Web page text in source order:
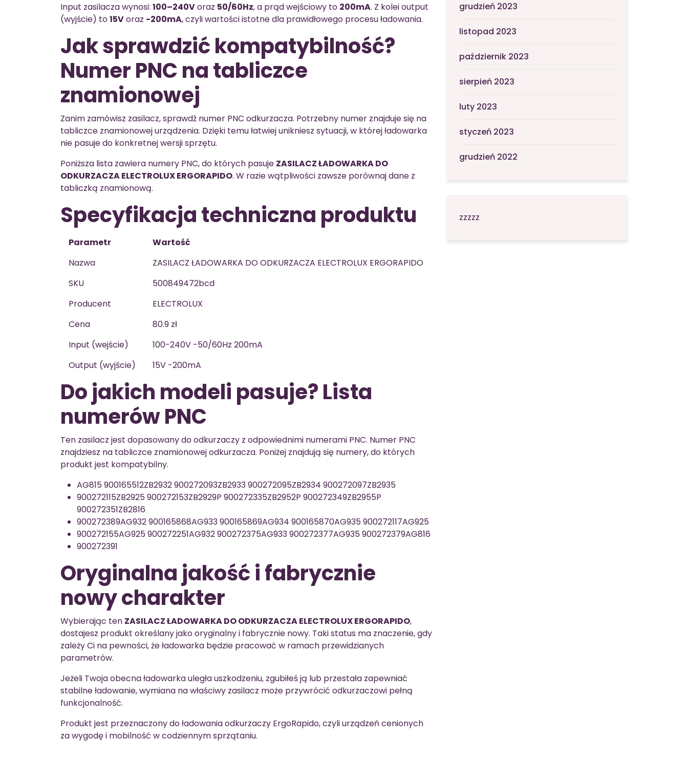
Input zasilacza wynosi: 100–240Voraz 50/60Hz, a prąd wejściowy to 200mA. Z kolei output
(wyjście) to15Voraz -200mA, czyli wartości istotne dla prawidłowego procesu ładowania.
Jak sprawdzić kompatybilność?
Numer PNC na tabliczce
znamionowej
Zanim zamówisz zasilacz, sprawdź numer PNC odkurzacza. Potrzebny numer znajduje się na
tabliczce znamionowej urządzenia. Dzięki temu łatwiej unikniesz sytuacji, w której ładowarka
nie pasuje do konkretnej wersji sprzętu.
Poniższa lista zawiera numery PNC, do których pasuje ZASILACZ ŁADOWARKA DO
ODKURZACZA ELECTROLUX ERGORAPIDO. W razie wątpliwości zawsze porównaj dane z
tabliczką znamionową.
Specyfikacja techniczna produktu
Parametr
Wartość
Nazwa
ZASILACZ ŁADOWARKA DO ODKURZACZA ELECTROLUX ERGORAPIDO
SKU
500849472bcd
Producent
ELECTROLUX
Cena
80.9 zł
Input (wejście)
100-240V -50/60Hz 200mA
Output (wyjście)
15V -200mA
Do jakich modeli pasuje? Lista
numerów PNC
Ten zasilacz jest dopasowany do odkurzaczy z odpowiednimi numerami PNC. Numer PNC
znajdziesz na tabliczce znamionowej odkurzacza. Poniżej znajdują się numery, do których
produkt jest kompatybilny.
AG815 900165512ZB2932 900272093ZB2933 900272095ZB2934 900272097ZB2935
900272115ZB2925 900272153ZB2929P 900272335ZB2952P 900272349ZB2955P
900272351ZB2816
900272389AG932 900165868AG933 900165869AG934 900165870AG935 900272117AG925
900272155AG925 900272251AG932 900272375AG933 900272377AG935 900272379AG816
900272391
Oryginalna jakość i fabrycznie
nowy charakter
Wybierając ten ZASILACZ ŁADOWARKA DO ODKURZACZA ELECTROLUX ERGORAPIDO,
dostajesz produkt określany jako oryginalny i fabrycznie nowy. Taki status ma znaczenie, gdy
zależy Ci na pewności, że ładowarka będzie pracować w ramach przewidzianych
parametrów.
Jeżeli Twoja obecna ładowarka uległa uszkodzeniu, zgubiłeś ją lub przestała zapewniać
stabilne ładowanie, wymiana na właściwy zasilacz może przywrócić odkurzaczowi pełną
funkcjonalność.
Produkt jest przeznaczony do ładowania odkurzaczy ErgoRapido, czyli urządzeń cenionych
za wygodę i mobilność w codziennym sprzątaniu.
grudzień 2023
listopad 2023
październik 2023
sierpień 2023
luty 2023
styczeń 2023
grudzień 2022
zzzzz